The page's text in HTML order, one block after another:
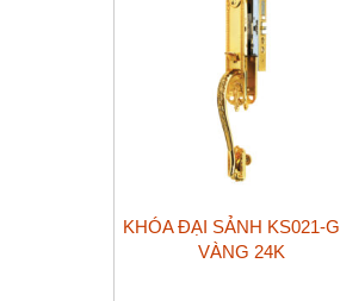
KHÓA ĐẠI SẢNH KS021-
VÀNG 24K